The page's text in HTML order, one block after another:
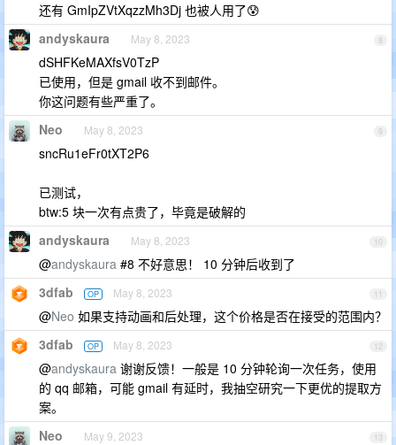
还有 GmIpZVtXqzzMh3Dj 也被人用了😰
8
andyskaura May 8, 2023
dSHFKeMAXfsV0TzP
已使用，但是 gmail 收不到邮件。
你这问题有些严重了。
9
Neo May 8, 2023
sncRu1eFr0tXT2P6
已测试，
btw:5 块一次有点贵了，毕竟是破解的
10
andyskaura May 8, 2023
@andyskaura #8 不好意思！ 10 分钟后收到了
11
3dfab OP May 8, 2023
@Neo 如果支持动画和后处理，这个价格是否在接受的范围内？
12
3dfab OP May 8, 2023
@andyskaura 谢谢反馈！一般是 10 分钟轮询一次任务，使用
的 qq 邮箱，可能 gmail 有延时，我抽空研究一下更优的提取方
案。
13
Neo May 9, 2023